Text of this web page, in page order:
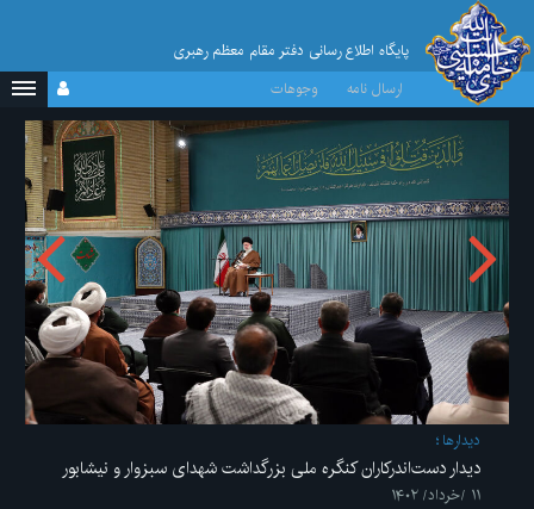
پایگاه اطلاع رسانی دفتر مقام معظم رهبری
ارسال نامه
وجوهات
ديدارها
دیدار دست‌اندرکاران کنگره ملی بزرگداشت شهدای سبزوار و نیشابور
۱۱ /خرداد/ ۱۴۰۲